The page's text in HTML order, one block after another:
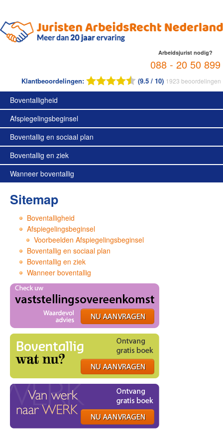
Arbeidsjurist nodig?
088 - 20 50 899
Klantbeoordelingen: (9.5 / 10) 1923 beoordelingen
Boventalligheid
Afspiegelingsbeginsel
Boventallig en sociaal plan
Boventallig en ziek
Wanneer boventallig
Sitemap
Boventalligheid
Afspiegelingsbeginsel
Voorbeelden Afspiegelingsbeginsel
Boventallig en sociaal plan
Boventallig en ziek
Wanneer boventallig